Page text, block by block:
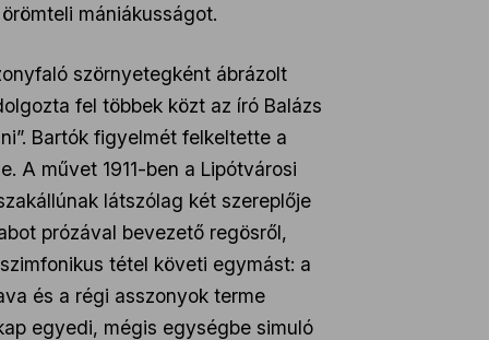
mániákusságot.
szörnyetegként ábrázolt
fel többek közt az író Balázs
Bartók figyelmét felkeltette a
A művet 1911-ben a Lipótvárosi
látszólag két szereplője
prózával bevezető regösről,
tétel követi egymást: a
és a régi asszonyok terme
egyedi, mégis egységbe simuló